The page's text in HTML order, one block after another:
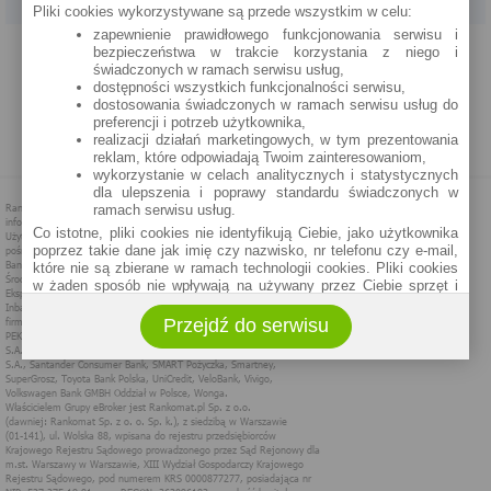
PROGRAM PARTNERSKI O NAS REKLAMA REGULAMIN
POLITYKA PRYWATNOŚCI POLITYKA COOKIES ZASADY PLASOWANIA
Pliki cookies wykorzystywane są przede wszystkim w celu:
zapewnienie prawidłowego funkcjonowania serwisu i
bezpieczeństwa w trakcie korzystania z niego i
świadczonych w ramach serwisu usług,
dostępności wszystkich funkcjonalności serwisu,
dostosowania świadczonych w ramach serwisu usług do
preferencji i potrzeb użytkownika,
realizacji działań marketingowych, w tym prezentowania
reklam, które odpowiadają Twoim zainteresowaniom,
wykorzystanie w celach analitycznych i statystycznych
dla ulepszenia i poprawy standardu świadczonych w
ramach serwisu usług.
Co istotne, pliki cookies nie identyfikują Ciebie, jako użytkownika
poprzez takie dane jak imię czy nazwisko, nr telefonu czy e-mail,
które nie są zbierane w ramach technologii cookies. Pliki cookies
w żaden sposób nie wpływają na używany przez Ciebie sprzęt i
Zakres wykorzystywania plików cookies możliwy jest do
określenia w ustawieniach przeglądarki każdego użytkownika. Bez
wprowadzenia zmian ustawień, informacje w plikach cookies mogą
być zapisywane w pamięci Twojego urządzenia.
Administratorem danych pozyskiwanych w technologii cookies jest
spółka Rankomat.pl Sp. z o.o. (dawniej: Rankomat Sp. z o. o. Sp.
k.) z siedzibą w Warszawie, ul. Wolska 88, 01 - 141 Warszawa.
Możesz jako użytkownik w każdym czasie skontaktować się z
administratorem pod adresem bok@ebroker.pl, jak również wyrazić
Przejdź do serwisu